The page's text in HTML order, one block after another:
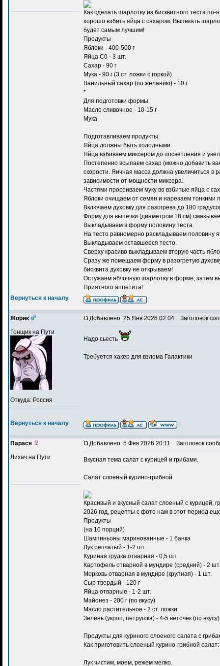
Как сделать шарлотку из бисквитного теста
хорошо взбить яйца с сахаром. Выпекать
будет самым лучшим!
Продукты
Яблоки - 400-500 г
Яйца С0 - 3 шт.
Сахар - 90 г
Мука - 90 г (3 ст. ложки с горкой)
Ванильный сахар (по желанию) - 10 г
*
Для подготовки формы:
Масло сливочное - 10-15 г
Мука
Подготавливаем продукты.
Яйца должны быть холодными.
Яйца взбиваем миксером до посветления и
Постепенно всыпаем сахар (можно добавить
скорости. Яичная масса должна увеличиться
зависимости от мощности миксера.
Частями просеиваем муку во взбитые яйца с
Яблоки очищаем от семян и нарезаем тонкими
Включаем духовку для разогрева до 180
Форму для выпечки (диаметром 18 см)
Выкладываем в форму половину теста.
На тесто равномерно раскладываем половину
Выкладываем оставшееся тесто.
Сверху красиво выкладываем вторую часть
Сразу же помещаем форму в разогретую
бисквита духовку не открываем!
Остужаем яблочную шарлотку в форме, затем
Приятного аппетита!
Вернуться к началу
Жорик
Гонщик на Пути
Откуда: Россия
Добавлено: 25 Янв 2026 02:04 Заголовок
Надо сьесть
Требуется хакер для взлома Галактики
Вернуться к началу
Парася
Лихач на Пути
Добавлено: 5 Фев 2026 20:11 Заголовок
Вкусная тема салат с курицей и грибами
Салат слоеный курино-грибной
Красивый и вкусный салат слоеный с курицей,
2026 год, рецепты с фото нам в этот период
Продукты
(на 10 порций)
Шампиньоны маринованные - 1 банка
Лук репчатый - 1-2 шт.
Куриная грудка отварная - 0,5 шт.
Картофель отварной в мундире (средний) - 2 шт.
Морковь отварная в мундире (крупная) - 1 шт.
Сыр твердый - 120 г
Яйца отварные - 1-2 шт.
Майонез - 200 г (по вкусу)
Масло растительное - 2 ст. ложки
Зелень (укроп, петрушка) - 4-5 веточек (по вкусу)
Продукты для куриного слоеного салата с
Как приготовить слоеный курино-грибной салат:
Лук чистим, моем, режем мелко.